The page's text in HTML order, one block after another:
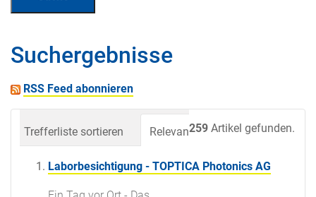
Suchergebnisse
RSS Feed abonnieren
259 Artikel gefunden.
Trefferliste sortieren Relevanz Datum
Laborbesichtigung - TOPTICA Photonics AG